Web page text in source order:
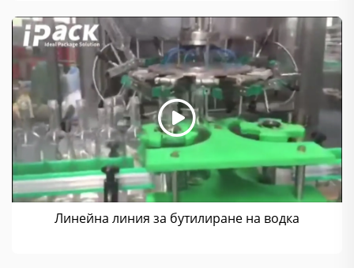
Линейна линия за бутилиране на водка